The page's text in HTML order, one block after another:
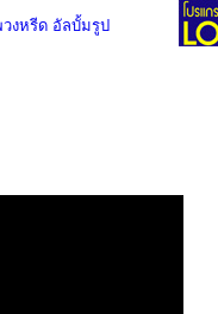
งหรีด อัลบั้มรูป